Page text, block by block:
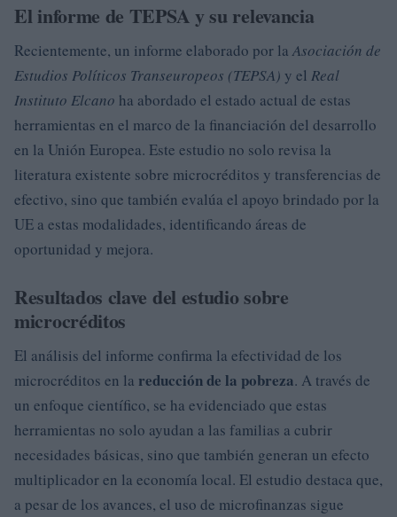
El informe de TEPSA y su relevancia
Recientemente, un informe elaborado por laAsociación de
Estudios Políticos Transeuropeos (TEPSA) y el Real
Instituto Elcano ha abordado el estado actual de estas
herramientas en el marco de la financiación del desarrollo
en la Unión Europea. Este estudio no solo revisa la
literatura existente sobre microcréditos y transferencias de
efectivo, sino que también evalúa el apoyo brindado por la
UE a estas modalidades, identificando áreas de
oportunidad y mejora.
Resultados clave del estudio sobre
microcréditos
El análisis del informe confirma la efectividad de los
microcréditos en la reducción de la pobreza. A través de
un enfoque científico, se ha evidenciado que estas
herramientas no solo ayudan a las familias a cubrir
necesidades básicas, sino que también generan un efecto
multiplicador en la economía local. El estudio destaca que,
a pesar de los avances, el uso de microfinanzas sigue